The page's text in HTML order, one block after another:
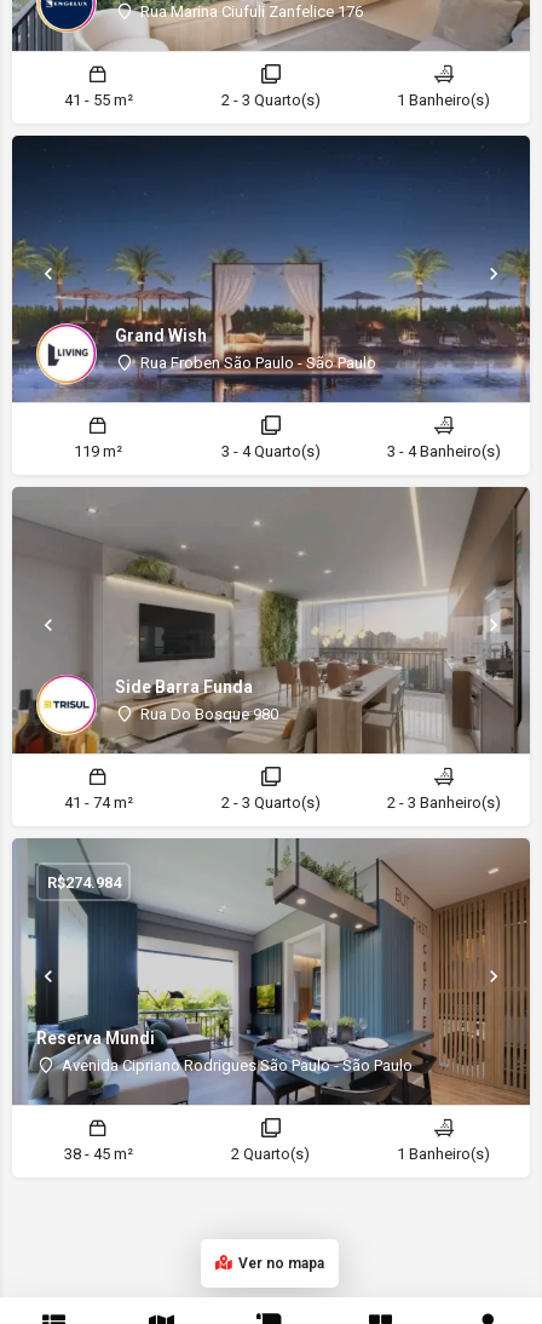
Rua Marina Ciufuli Zanfelice 176
41 - 55 m² 2 - 3 Quarto(s) 1 Banheiro(s)
Grand Wish
Rua Froben São Paulo - São Paulo
119 m² 3 - 4 Quarto(s) 3 - 4 Banheiro(s)
Side Barra Funda
Rua Do Bosque 980
41 - 74 m² 2 - 3 Quarto(s) 2 - 3 Banheiro(s)
Reserva Mundi
Avenida Cipriano Rodrigues São Paulo - São Paulo
R$274.984
38 - 45 m² 2 Quarto(s) 1 Banheiro(s)
Ver no mapa